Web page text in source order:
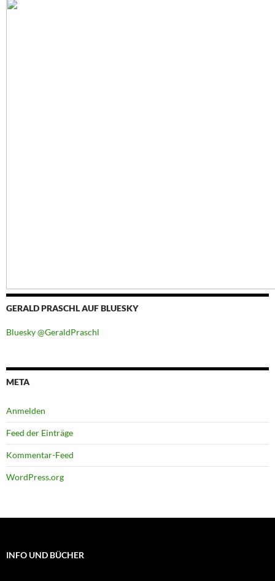
GERALD PRASCHL AUF BLUESKY
Bluesky @GeraldPraschl
META
Anmelden
Feed der Einträge
Kommentar-Feed
WordPress.org
INFO UND BÜCHER